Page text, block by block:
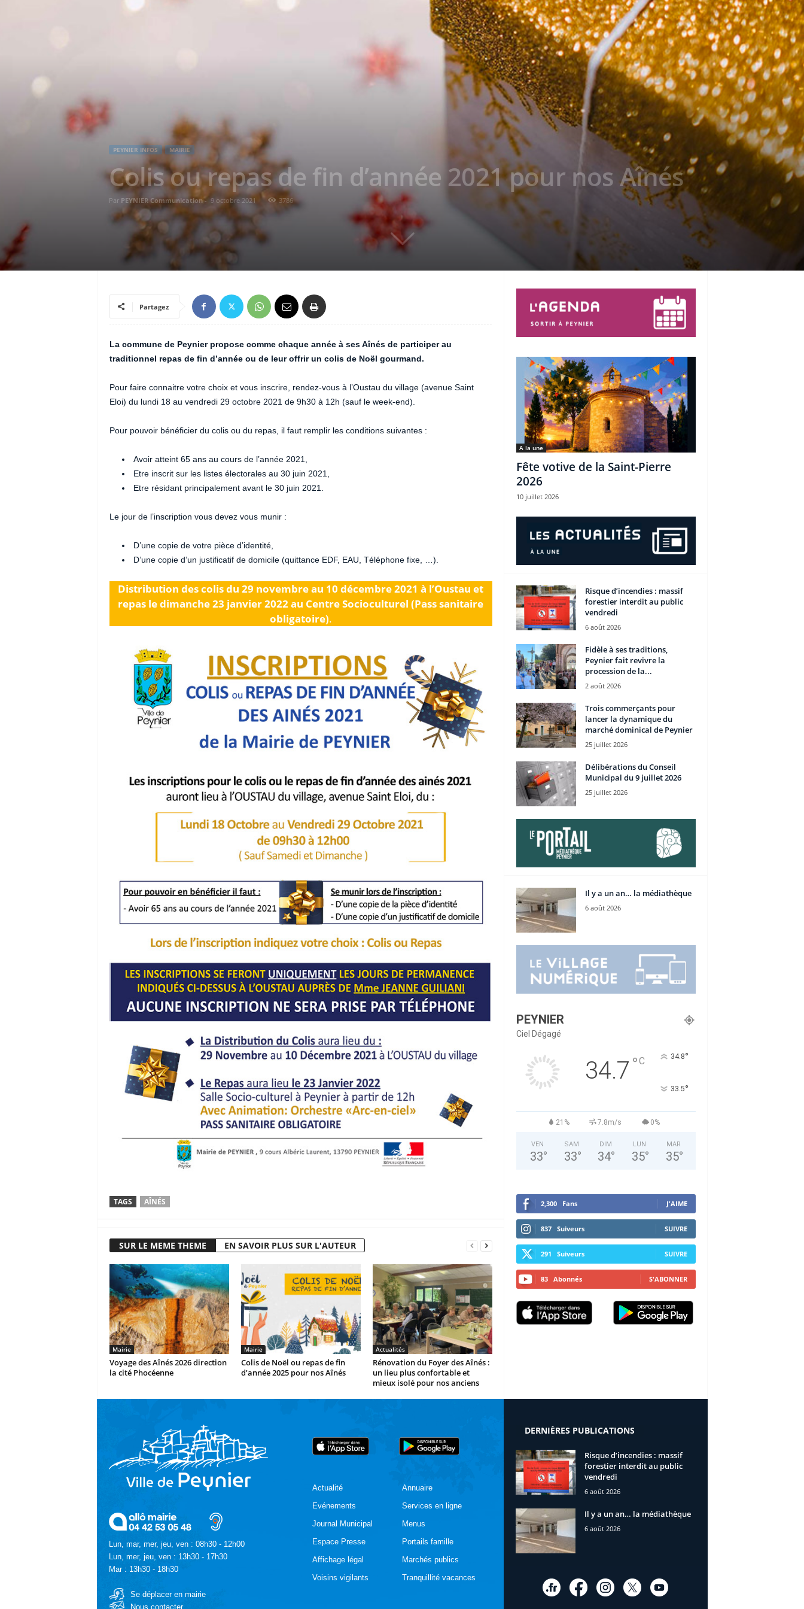
PEYNIER INFOS MAIRIE
Colis ou repas de fin d’année 2021 pour nos Aînés
Par PEYNIER Communication- 9 octobre 2021 3786
Partagez
La commune de Peynier propose comme chaque année à ses Aînés de participer au
traditionnel repas de fin d’année ou de leur offrir un colis de Noël gourmand.
Pour faire connaitre votre choix et vous inscrire, rendez-vous à l’Oustau du village (avenue Saint
Eloi) du lundi 18 au vendredi 29 octobre 2021 de 9h30 à 12h (sauf le week-end).
Pour pouvoir bénéficier du colis ou du repas, il faut remplir les conditions suivantes :
Avoir atteint 65 ans au cours de l’année 2021,
Etre inscrit sur les listes électorales au 30 juin 2021,
Etre résidant principalement avant le 30 juin 2021.
Le jour de l’inscription vous devez vous munir :
D’une copie de votre pièce d’identité,
D’une copie d’un justificatif de domicile (quittance EDF, EAU, Téléphone fixe, …).
Distribution des colis du 29 novembre au 10 décembre 2021 à l’Oustau et
repas le dimanche 23 janvier 2022 au Centre Socioculturel (Pass sanitaire
obligatoire).
TAGS AÎNÉS
SUR LE MEME THEME EN SAVOIR PLUS SUR L'AUTEUR
Mairie
Voyage des Aînés 2026 direction
la cité Phocéenne
Mairie
Colis de Noël ou repas de fin
d’année 2025 pour nos Aînés
Actualités
Rénovation du Foyer des Aînés :
un lieu plus confortable et
mieux isolé pour nos anciens
A la une
Fête votive de la Saint-Pierre
2026
10 juillet 2026
Risque d’incendies : massif
forestier interdit au public
vendredi
6 août 2026
Fidèle à ses traditions,
Peynier fait revivre la
procession de la...
2 août 2026
Trois commerçants pour
lancer la dynamique du
marché dominical de Peynier
25 juillet 2026
Délibérations du Conseil
Municipal du 9 juillet 2026
25 juillet 2026
Il y a un an… la médiathèque
6 août 2026
PEYNIER
Ciel Dégagé
34.7 °C 34.8°
33.5°
21% 7.8m/s 0%
VEN
33°
SAM
33°
DIM
34°
LUN
35°
MAR
35°
2,300 Fans J'AIME
837 Suiveurs SUIVRE
291 Suiveurs SUIVRE
83 Abonnés S'ABONNER
Lun, mar, mer, jeu, ven : 08h30 - 12h00
Lun, mer, jeu, ven : 13h30 - 17h30
Mar : 13h30 - 18h30
Se déplacer en mairie
Nous contacter
Actualité
Evénements
Journal Municipal
Espace Presse
Affichage légal
Voisins vigilants
Annuaire
Services en ligne
Menus
Portails famille
Marchés publics
Tranquillité vacances
DERNIÈRES PUBLICATIONS
Risque d’incendies : massif
forestier interdit au public
vendredi
6 août 2026
Il y a un an… la médiathèque
6 août 2026